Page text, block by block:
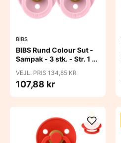
BIBS
BIBS Rund Colour Sut -
Sampak - 3 stk. - Str. 1 -
VEJL. PRIS 134,85 KR
107,88 kr